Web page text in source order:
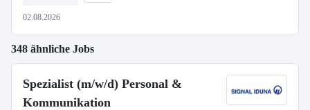
02.08.2026
348 ähnliche Jobs
Spezialist (m/w/d) Personal &
Kommunikation